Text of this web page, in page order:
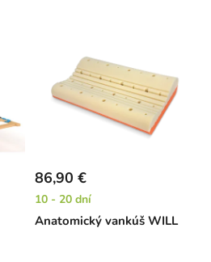
Anatomický vankúš WILL
86,90 €
10 - 20 dní